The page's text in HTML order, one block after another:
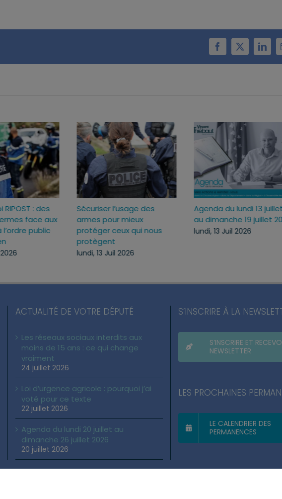
Facebook
X
RIPOST : des
fermes face aux
l’ordre public
2026
Sécuriser l’usage des
armes pour mieux
protéger ceux qui nous
protègent
lundi, 13 Juil 2026
Agenda du lundi 13
au dimanche 19 juillet
lundi, 13 Juil 2026
ACTUALITÉ DE VOTRE DÉPUTÉ
Les réseaux sociaux interdits aux
moins de 15 ans : ce qui change
vraiment
24 juillet 2026
Loi d’urgence agricole : pourquoi j’ai
voté pour ce texte
22 juillet 2026
Agenda du lundi 20 juillet au
dimanche 26 juillet 2026
20 juillet 2026
S’INSCRIRE À LA
S’INSCRIRE ET
NEWSLETTER
LES PROCHAINES
LE CALENDRIER DES
PERMANENCES